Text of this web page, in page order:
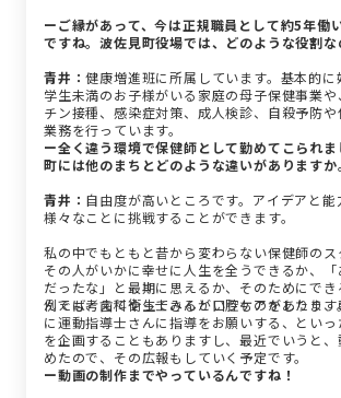
ーご縁があって、今は正規職員として約5年働
ですね。波佐見町役場では、どのような役割な
青井：健康増進班に所属しています。基本的
学生未満のお子様がいる家庭の母子保健事業
チン接種、感染症対策、成人検診、自殺予防や
業務を行っています。
ー全く違う環境で保健師として勤めてこられ
町には他のまちとどのような違いがありますか
青井： 自由度が高いところです。アイデアと能
様々なことに挑戦することができます。
私の中でもともと昔から変わらない保健師のス
その人がいかに幸せに人生を全うできるか、「
だったな」と最期に思えるか、そのためにで
んでも考えてやってみるというものがあります
例えば、歯科衛生士さんが口腔ケアをしたり
に運動指導士さんに指導をお願いする、とい
を企画することもありますし、最近でいうと、
めたので、その広報もしていく予定です。
ー動画の制作までやっているんですね！